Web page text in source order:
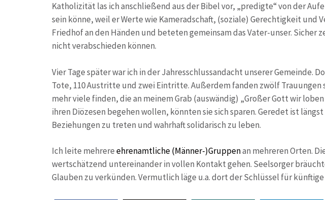
Katholizität las ich anschließend aus der Bibel vor, „predigte“ von der
sein könne, weil er Werte wie Kameradschaft, (soziale) Gerechtigkeit und
Friedhof an den Händen und beteten gemeinsam das Vater-unser.
nicht verabschieden können.
Vier Tage später war ich in der Jahresschlussandacht unserer
Tote, 110 Austritte und zwei Eintritte. Außerdem fanden zwölf
mehr viele finden, die an meinem Grab (auswändig) „Großer Gott wir
ihren Diözesen begehen wollen, könnten sie sich sparen. Geredet ist
Beziehungen zu treten und wahrhaft solidarisch zu leben.
Ich leite mehrereehrenamtliche (Männer-)Gruppenan mehreren Orten.
wertschätzend untereinander in vollen Kontakt gehen. Seelsorger
Glauben zu verkünden. Vermutlich läge u.a. dort der Schlüssel für